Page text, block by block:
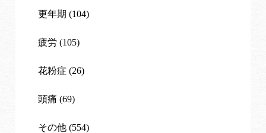
更年期 (104)
疲労 (105)
花粉症 (26)
頭痛 (69)
その他 (554)